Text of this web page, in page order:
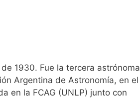
1930. Fue la tercera astrónoma
Argentina de Astronomía, en el
en la FCAG (UNLP) junto con